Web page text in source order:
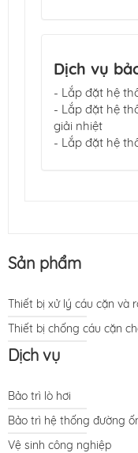
Dịch vụ
- Lắp đặt hệ
- Lắp đặt hệ
giải nhiệt
- Lắp đặt hệ
Sản phẩm
Thiết bị xử lý cáu cặn và
Thiết bị chống cáu cặn
Dịch vụ
Bảo trì lò hơi
Bảo trì hệ thống đường
Vệ sinh công nghiệp